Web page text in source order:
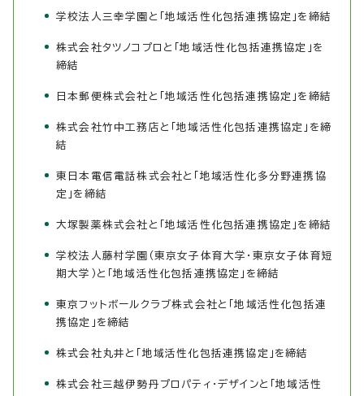
学校法人三幸学園と「地域活性化包括連携協定」を締結
株式会社タツノコプロと「地域活性化包括連携協定」を
締結
日本郵便株式会社と「地域活性化包括連携協定」を締結
株式会社竹中工務店と「地域活性化包括連携協定」を締
結
東日本電信電話株式会社と「地域活性化多分野連携協
定」を締結
大塚製薬株式会社と「地域活性化包括連携協定」を締結
学校法人藤村学園（東京女子体育大学・東京女子体育短
期大学）と「地域活性化包括連携協定」を締結
東京フットボールクラブ株式会社と「地域活性化包括連
携協定」を締結
株式会社丸井と「地域活性化包括連携協定」を締結
株式会社三越伊勢丹プロパティ・デザインと「地域活性